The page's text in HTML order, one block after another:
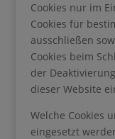
Cookies nur im
Cookies für
ausschließen
Cookies beim
der
dieser Website
Welche Cookies
eingesetzt